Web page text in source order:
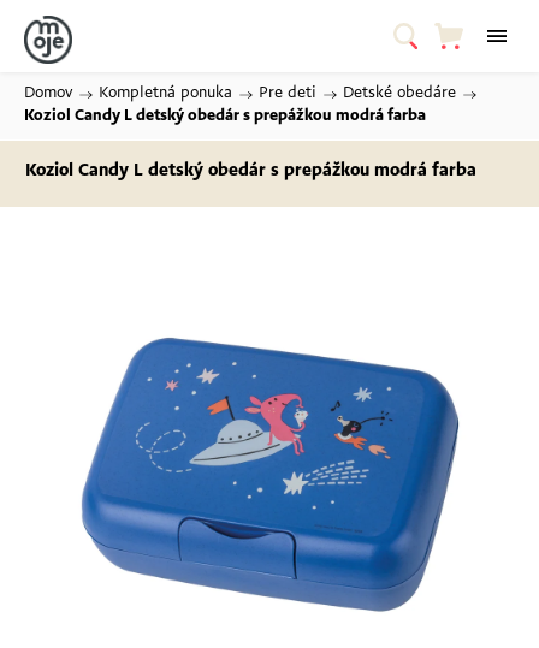
Domov / Kompletná ponuka / Pre deti / Detské obedáre /
Koziol Candy L detský obedár s prepážkou modrá farba
Koziol Candy L detský obedár s prepážkou modrá farba